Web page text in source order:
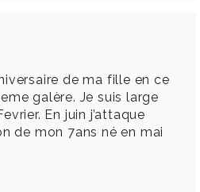
de ma fille en ce
galère. Je suis large
En juin j’attaque
de mon 7ans né en mai